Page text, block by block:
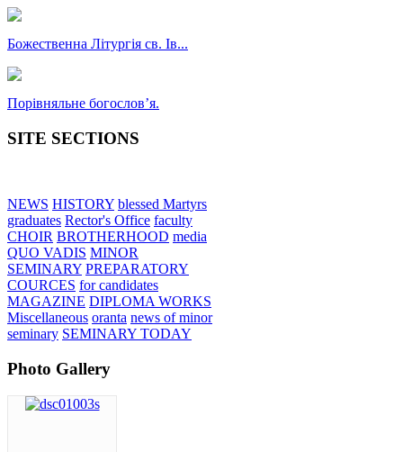
Божественна Літургія св. Ів...
Порівняльне богословʼя.
SITE SECTIONS
NEWS HISTORY blessed Martyrs
graduates Rector's Office faculty
CHOIR BROTHERHOOD media
QUO VADIS MINOR
SEMINARY PREPARATORY
COURCES for candidates
MAGAZINE DIPLOMA WORKS
Miscellaneous oranta news of minor
seminary SEMINARY TODAY
Photo Gallery